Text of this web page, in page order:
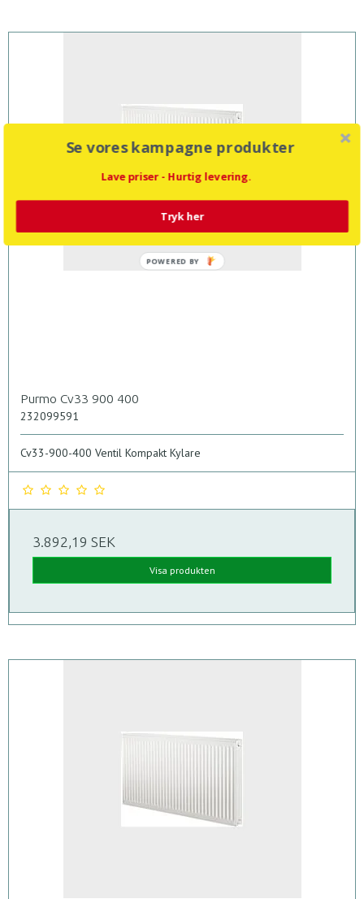
Purmo Cv33 900 400
232099591
Cv33-900-400 Ventil Kompakt Kylare
3.892,19 SEK
Visa produkten
Se vores kampagne produkter
Lave priser - Hurtig levering.
Tryk her
POWERED BY